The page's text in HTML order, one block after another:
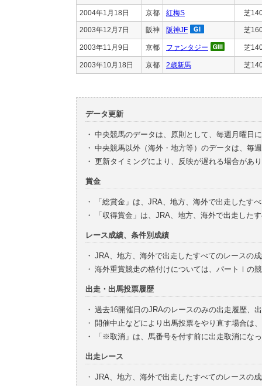
2004年1月18日 京都 紅梅S 芝
2003年12月7日 阪神 阪神JF 芝
2003年11月9日 京都 ファンタジー 芝
2003年10月18日 京都 2歳新馬 芝
データ更新
・ 中央競馬のデータは、原則として、毎週月曜日
・ 中央競馬以外（海外・地方等）のデータは、毎
・ 更新タイミングにより、反映が遅れる場合があ
賞金
・
「総賞金」は、JRA、地方、海外で出走したす
・
「収得賞金」は、JRA、地方、海外で出走した
レース成績、条件別成績
・ JRA、地方、海外で出走したすべてのレースの
・ 海外重賞競走の格付けについては、パートⅠの
出走・出馬投票履歴
・ 過去16開催日のJRAのレースのみの出走履歴、
・ 開催中止などにより出馬投票をやり直す場合は
・
「※取消」は、馬番号を付す前に出走取消にな
出走レース
・ JRA、地方、海外で出走したすべてのレースの